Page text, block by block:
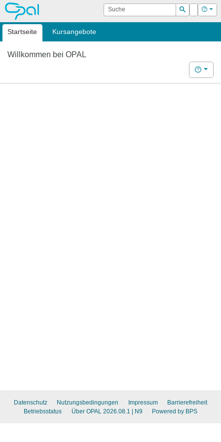
OPAL Suche
Suchen
Login Hilfe
Startseite Kursangebote
Willkommen bei OPAL
Hilfe
Datenschutz Nutzungsbedingungen Impressum
Barrierefreiheit
Betriebsstatus
Über OPAL 2026.08.1 | N9 Powered by BPS